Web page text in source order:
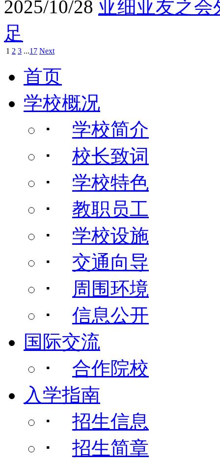
2025/10/28 亚细亚友之
足
1 2 3 ...17 Next
首页
学校概况
･ 学校简介
･ 校长致词
･ 学校特色
･ 教职员工
･ 学校设施
･ 交通向导
･ 周围环境
･ 信息公开
国际交流
･ 合作院校
入学指南
･ 招生信息
･ 招生简章